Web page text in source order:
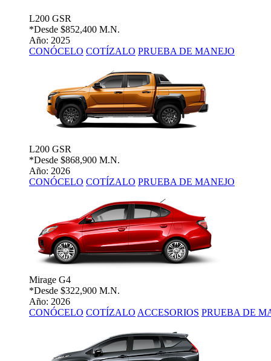
L200 GSR
*Desde $852,400 M.N.
Año: 2025
CONÓCELO COTÍZALO PRUEBA DE MANEJO
L200 GSR
*Desde $868,900 M.N.
Año: 2026
CONÓCELO COTÍZALO PRUEBA DE MANEJO
Mirage G4
*Desde $322,900 M.N.
Año: 2026
CONÓCELO COTÍZALO ACCESORIOS PRUEBA DE